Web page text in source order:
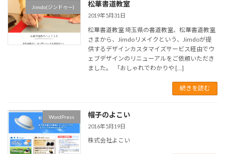
Jimdo(ジンドゥー) 松華書道教室
2019年5月31日
松華書道教室 埼玉県の書道教室、松華書道教室
さまから、Jimdoリメイクという、Jimdoが提
供するデザインカスタマイズサービス経由でウ
ェブデザインのリニューアルをご依頼いただき
ました。 「おしゃれでわかりや […]
続きを読む
WordPress 帽子のよこい
2016年5月19日
株式会社よこい